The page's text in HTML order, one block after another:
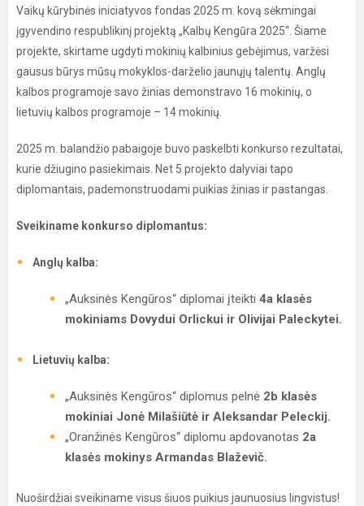
Vaikų kūrybinės iniciatyvos fondas 2025 m. kovą sėkmingai
įgyvendino respublikinį projektą „Kalbų Kengūra 2025“. Šiame
projekte, skirtame ugdyti mokinių kalbinius gebėjimus, varžėsi
gausus būrys mūsų mokyklos-darželio jaunųjų talentų. Anglų
kalbos programoje savo žinias demonstravo 16 mokinių, o
lietuvių kalbos programoje – 14 mokinių.
2025 m. balandžio pabaigoje buvo paskelbti konkurso rezultatai,
kurie džiugino pasiekimais. Net 5 projekto dalyviai tapo
diplomantais, pademonstruodami puikias žinias ir pastangas.
Sveikiname konkurso diplomantus:
Anglų kalba:
„Auksinės Kengūros“ diplomai įteikti 4a klasės
mokiniams Dovydui Orlickui ir Olivijai Paleckytei.
Lietuvių kalba:
„Auksinės Kengūros“ diplomus pelnė 2b klasės
mokiniai Jonė Milašiūtė ir Aleksandar Peleckij.
„Oranžinės Kengūros“ diplomu apdovanotas 2a
klasės mokinys Armandas Blaževič.
Nuoširdžiai sveikiname visus šiuos puikius jaunuosius lingvistus!